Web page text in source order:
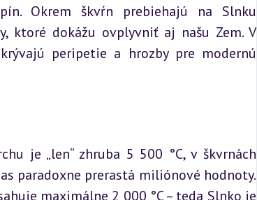
Okrem škvŕn prebiehajú na Slnku
ktoré dokážu ovplyvniť aj našu Zem. V
peripetie a hrozby pre modernú
je „len“ zhruba 5 500 °C, v škvrnách
paradoxne prerastá miliónové hodnoty.
maximálne 2 000 °C – teda Slnko je